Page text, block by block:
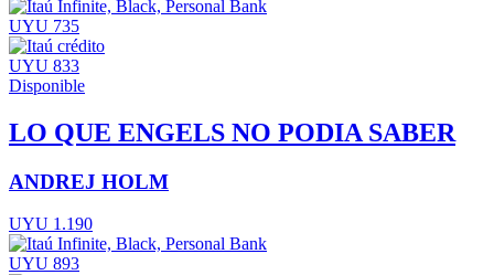
UYU 735
UYU 833
Disponible
LO QUE ENGELS NO PODIA SABER
ANDREJ HOLM
UYU 1.190
UYU 893